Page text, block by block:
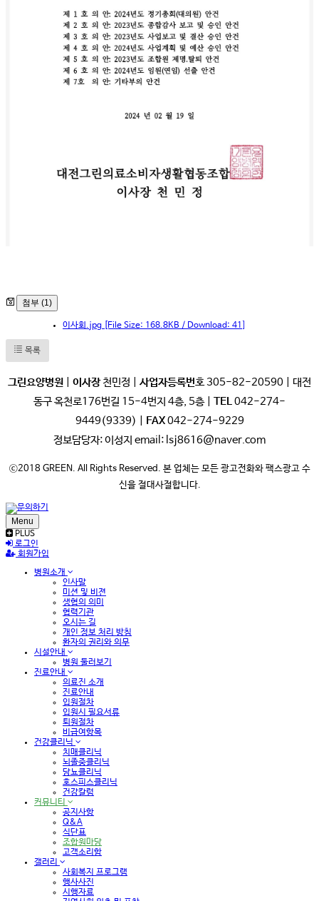
첨부 (1)
이사회.jpg [File Size: 168.8KB / Download: 41]
목록
그린요양병원 이사장천민정 | 사업자등록번호305-82-20590 | 대전
동구 옥천로176번길 15-4번지 4층, 5층 | TEL042-274-
9449(9339) |
FAX042-274-9229
정보담당자: 이성지 email: lsj8616@naver.com
ⓒ2018 GREEN. All Rights Reserved. 본 업체는 모든 광고전화와 팩스광고 수
신을 절대사절합니다.
Menu
PLUS
로그인
회원가입
병원소개
인사말
미션 및 비젼
생협의 의미
협력기관
오시는 길
개인 정보 처리 방침
환자의 권리와 의무
시설안내
병원 둘러보기
진료안내
의료진 소개
진료안내
입원절차
입원시 필요서류
퇴원절차
비급여항목
건강클리닉
치매클리닉
뇌졸중클리닉
당뇨클리닉
호스피스클리닉
건강칼럼
커뮤니티
공지사항
Q&A
식단표
조합원마당
고객소리함
갤러리
사회복지 프로그램
행사사진
시행자료